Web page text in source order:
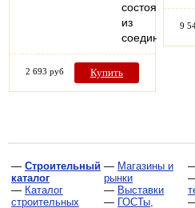
состоящий
из
2 693 руб Купить
9
— Строительный
каталог
— Каталог
строительных
— Магазины и
рынки
— Выставки
— ГОСТы,